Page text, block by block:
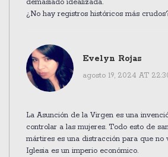
demasiado idealizada.
¿No hay registros históricos más
Evelyn Rojas
agosto 19, 2024 AT
La Asunción de la Virgen es una
controlar a las mujeres. Todo esto de
mártires es una distracción para que no
Iglesia es un imperio económico.